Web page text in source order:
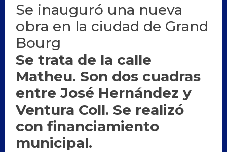
Se inauguró una nueva
obra en la ciudad de Grand
Bourg
Se trata de la calle
Matheu. Son dos cuadras
entre José Hernández y
Ventura Coll. Se realizó
con financiamiento
municipal.